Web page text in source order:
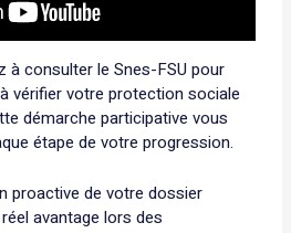
à consulter le Snes-FSU pour
vérifier votre protection sociale
démarche participative vous
étape de votre progression.
proactive de votre dossier
avantage lors des